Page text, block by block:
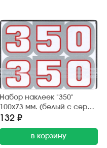
Набор наклеек "350"
100х73 мм. (белый с серой
окантовкой) 2 шт.
132 ₽
в корзину